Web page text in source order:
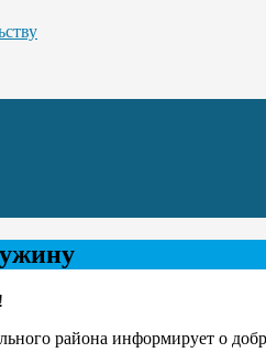
района информирует о